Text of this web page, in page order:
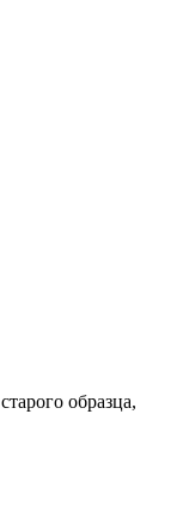
образца,